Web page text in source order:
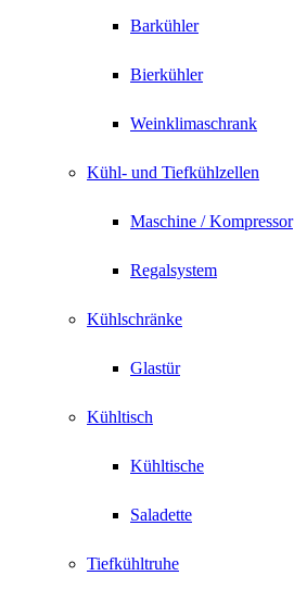
Barkühler
Bierkühler
Weinklimaschrank
Kühl- und Tiefkühlzellen
Maschine / Kompressor
Regalsystem
Kühlschränke
Glastür
Kühltisch
Kühltische
Saladette
Tiefkühltruhe